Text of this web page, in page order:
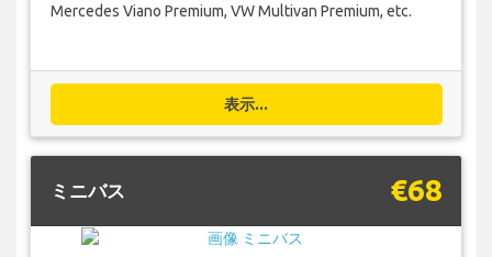
Mercedes Viano Premium, VW Multivan Premium, etc.
表示...
ミニバス €68